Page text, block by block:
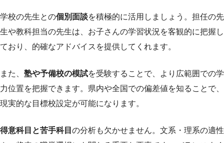
学校の先生との個別面談を積極的に活用しましょう。担任の先
生や教科担当の先生は、お子さんの学習状況を客観的に把握し
ており、的確なアドバイスを提供してくれます。
また、 塾や予備校の模試を受験することで、より広範囲での学
力位置を把握できます。県内や全国での偏差値を知ることで、
現実的な目標校設定が可能になります。
得意科目と苦手科目 の分析も欠かせません。文系・理系の適性